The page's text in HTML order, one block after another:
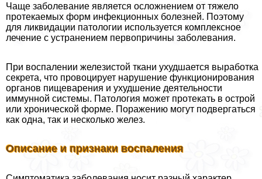
Чаще заболевание является осложнением от тяжело
протекаемых форм инфекционных болезней. Поэтому
для ликвидации патологии используется комплексное
лечение с устранением первопричины заболевания.
При воспалении железистой ткани ухудшается выработка
секрета, что провоцирует нарушение функционирования
органов пищеварения и ухудшение деятельности
иммунной системы. Патология может протекать в острой
или хронической форме. Поражению могут подвергаться
как одна, так и несколько желез.
Описание и признаки воспаления